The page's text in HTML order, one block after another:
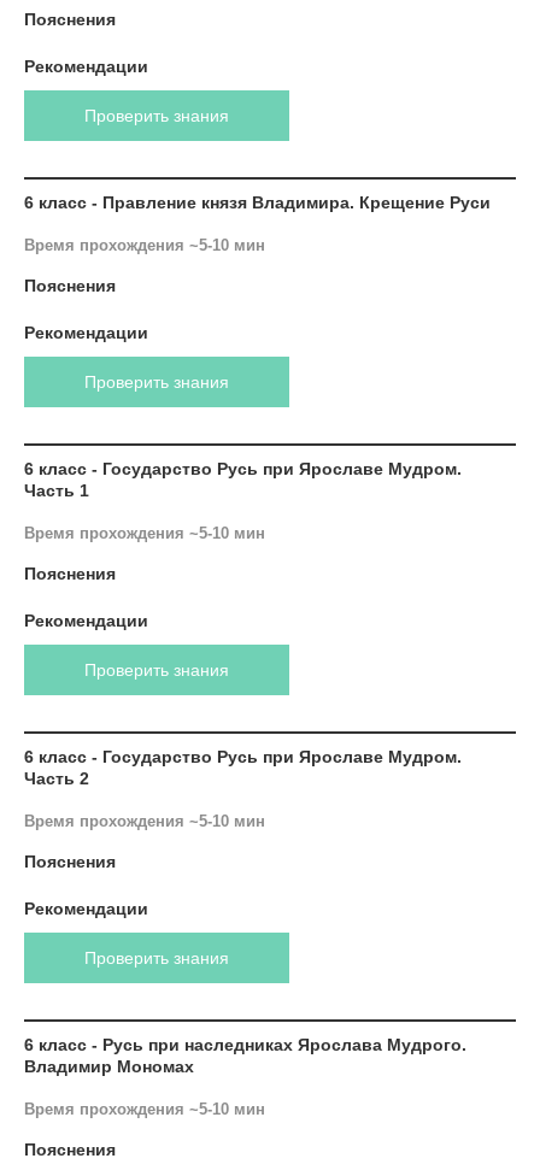
Пояснения
Рекомендации
Проверить знания
6 класс - Правление князя Владимира. Крещение Руси
Время прохождения ~5-10 мин
Пояснения
Рекомендации
Проверить знания
6 класс - Государство Русь при Ярославе Мудром.
Часть 1
Время прохождения ~5-10 мин
Пояснения
Рекомендации
Проверить знания
6 класс - Государство Русь при Ярославе Мудром.
Часть 2
Время прохождения ~5-10 мин
Пояснения
Рекомендации
Проверить знания
6 класс - Русь при наследниках Ярослава Мудрого.
Владимир Мономах
Время прохождения ~5-10 мин
Пояснения